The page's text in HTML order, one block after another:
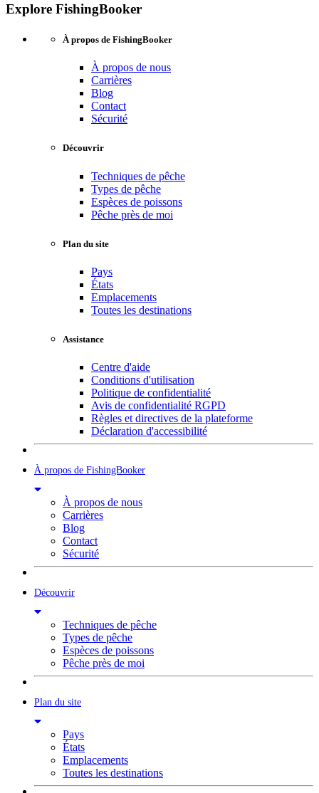
Explore FishingBooker
À propos de FishingBooker
À propos de nous
Carrières
Blog
Contact
Sécurité
Découvrir
Techniques de pêche
Types de pêche
Espèces de poissons
Pêche près de moi
Plan du site
Pays
États
Emplacements
Toutes les destinations
Assistance
Centre d'aide
Conditions d'utilisation
Politique de confidentialité
Avis de confidentialité RGPD
Règles et directives de la plateforme
Déclaration d'accessibilité
À propos de FishingBooker
À propos de nous
Carrières
Blog
Contact
Sécurité
Découvrir
Techniques de pêche
Types de pêche
Espèces de poissons
Pêche près de moi
Plan du site
Pays
États
Emplacements
Toutes les destinations